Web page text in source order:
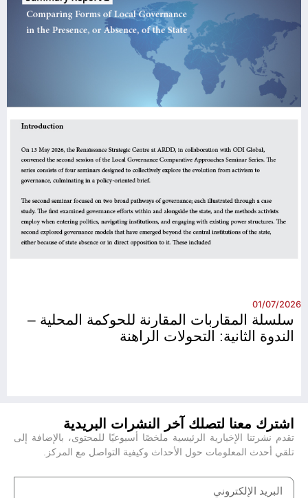
01/07/2026
سلسلة المقاربات المقارنة للحوكمة المحلية –
الندوة الثانية: التحولات الراهنة
اشترك معنا لتصلك آخر النشرات البريدية
تقدم نشرتنا الإخبارية الرئيسية ملخصًا أسبوعيًا للمحتوى، بالإضافة إلى
تلقي أحدث المعلومات حول الأحداث وكيفية التواصل مع المركز.